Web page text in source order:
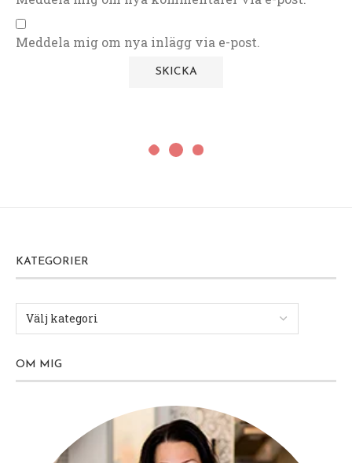
Meddela mig om nya inlägg via e-post.
KATEGORIER
OM MIG